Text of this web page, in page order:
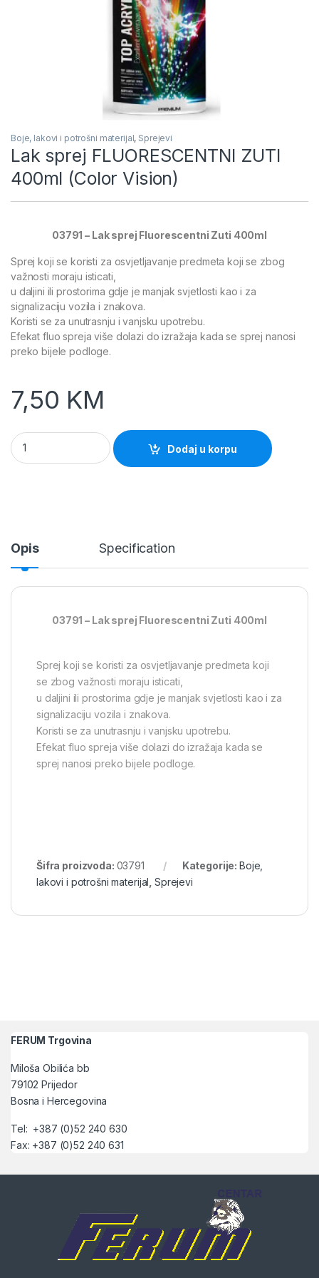
Boje, lakovi i potrošni materijal, Sprejevi
Lak sprej FLUORESCENTNI ZUTI
400ml (Color Vision)
03791 – Lak sprej Fluorescentni Zuti 400ml
Sprej koji se koristi za osvjetljavanje predmeta koji se zbog
važnosti moraju isticati,
u daljini ili prostorima gdje je manjak svjetlosti kao i za
signalizaciju vozila i znakova.
Koristi se za unutrasnju i vanjsku upotrebu.
Efekat fluo spreja više dolazi do izražaja kada se sprej nanosi
preko bijele podloge.
7,50 KM
Lak sprej FLUORESCENTNI ZUTI 400ml (Color Vision) quantity
Dodaj u korpu
Opis Specification
03791 – Lak sprej Fluorescentni Zuti 400ml
Sprej koji se koristi za osvjetljavanje predmeta koji
se zbog važnosti moraju isticati,
u daljini ili prostorima gdje je manjak svjetlosti kao i za
signalizaciju vozila i znakova.
Koristi se za unutrasnju i vanjsku upotrebu.
Efekat fluo spreja više dolazi do izražaja kada se
sprej nanosi preko bijele podloge.
Šifra proizvoda: 03791 Kategorije: Boje,
lakovi i potrošni materijal Sprejevi
FERUM Trgovina
Miloša Obilića bb
79102 Prijedor
Bosna i Hercegovina
Tel: +387 (0)52 240 630
Fax: +387 (0)52 240 631